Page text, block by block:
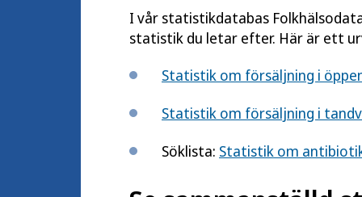
I vår statistikdatabas
statistik du letar efter. Här är ett
Statistik om försäljning i
Statistik om försäljning i
Söklista: Statistik om